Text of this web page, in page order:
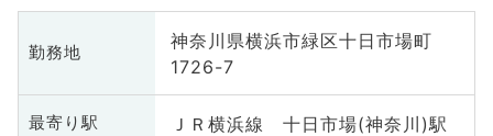
勤務地
神奈川県横浜市緑区十日市場町
1726-7
最寄り駅 ＪＲ横浜線 十日市場(神奈川)駅